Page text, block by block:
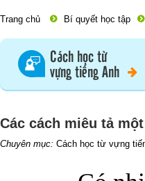
Trang chủ Bí quyết học tập
Cách học từ
vựng tiếng Anh
Các cách miêu tả
Chuyên mục: Cách học từ vựng